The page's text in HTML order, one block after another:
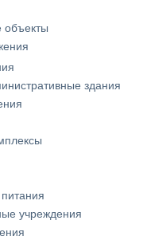
объекты
здания
учреждения